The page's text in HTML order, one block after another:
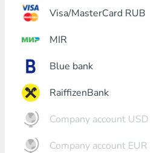
Visa/MasterCard RUB
MIR
Blue bank
RaiffizenBank
Company account USD
Company account EUR